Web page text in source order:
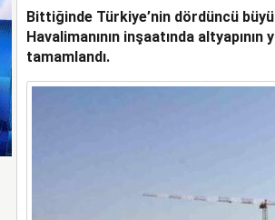
BOEING 737 MAX’LARDA
Bittiğinde Türkiye’nin dördüncü
Havalimanının inşaatında altyapının
tamamlandı.